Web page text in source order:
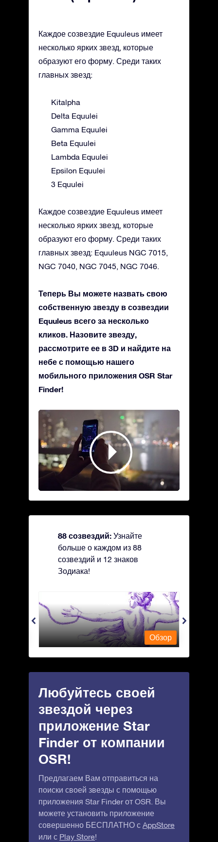
Каждое созвездие Equuleus имеет
несколько ярких звезд, которые
образуют его форму. Среди таких
главных звезд:
Kitalpha
Delta Equulei
Gamma Equulei
Beta Equulei
Lambda Equulei
Epsilon Equulei
3 Equulei
Каждое созвездие Equuleus имеет
несколько ярких звезд, которые
образуют его форму. Среди таких
главных звезд: Equuleus NGC 7015,
NGC 7040, NGC 7045, NGC 7046.
Теперь Вы можете назвать свою
собственную звезду в созвездии
Equuleus всего за несколько
кликов. Назовите звезду,
рассмотрите ее в 3D и найдите на
небе с помощью нашего
мобильного приложения OSR Star
Finder!
88 созвездий: Узнайте
больше о каждом из 88
созвездий и 12 знаков
Зодиака!
Andromeda - Андромеда
Обзор
Любуйтесь своей
звездой через
приложение Star
Finder от компании
OSR!
Предлагаем Вам отправиться на
поиски своей звезды с помощью
приложения Star Finder от OSR. Вы
можете установить приложение
совершенно БЕСПЛАТНО с AppStore
или с Play Store!